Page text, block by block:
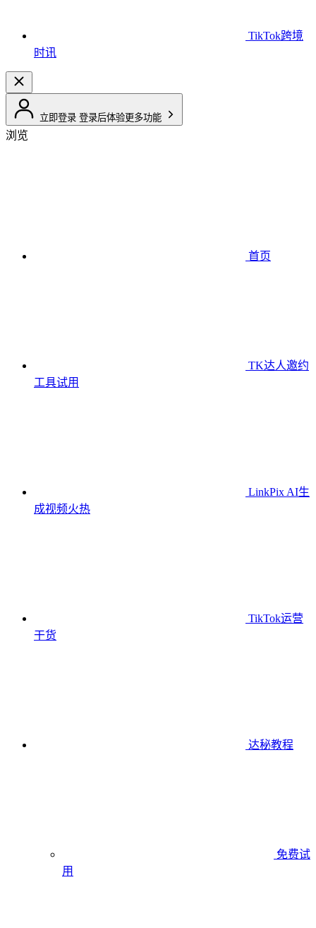
TikTok跨境
时讯
立即登录 登录后体验更多功能
浏览
首页
TK达人邀约
工具试用
LinkPix AI生
成视频火热
TikTok运营
干货
达秘教程
免费试
用